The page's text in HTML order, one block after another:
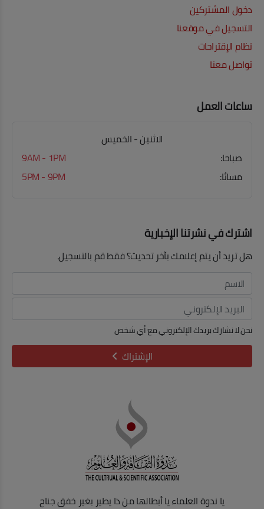
دخول المشتركين
التسجيل في موقعنا
نظام الإقتراحات
تواصل معنا
ساعات العمل
الاثنين - الخميس
صباحا:
9AM - 1PM
مسائا:
5PM - 9PM
اشترك في نشرتنا الإخبارية
هل تريد أن يتم إعلامك بآخر تحديث؟ فقط قم بالتسجيل.
نحن لا نشارك بريدك الإلكتروني مع أي شخص
الإشتراك
يا ندوة العلماء يا أبطالها من ذا يطير بغير خفق جناح